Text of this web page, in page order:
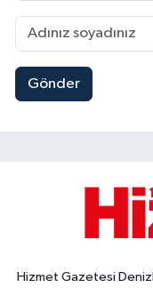
Gönder
Hizmet Gazetesi